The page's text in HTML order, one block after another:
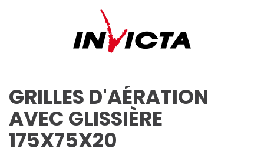
GRILLES D'AÉRATION
AVEC GLISSIÈRE
175X75X20